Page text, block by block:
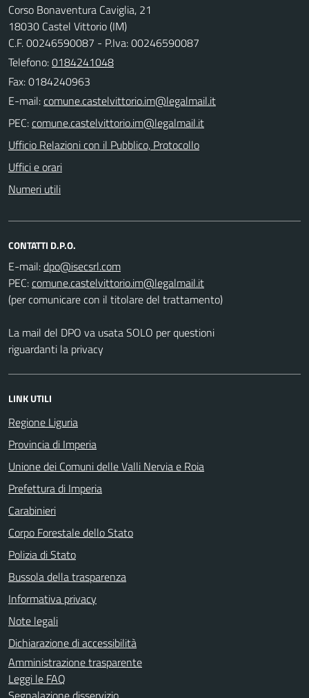
Corso Bonaventura Caviglia, 21
18030 Castel Vittorio (IM)
C.F. 00246590087 - P.Iva: 00246590087
Telefono:0184241048
Fax: 0184240963
E-mail:
PEC:
Ufficio Relazioni con il Pubblico, Protocollo
Uffici e orari
Numeri utili
CONTATTI D.P.O.
E-mail:
PEC:
(per comunicare con il titolare del trattamento)
La mail del DPO va usata SOLO per questioni
riguardanti la privacy
LINK UTILI
Regione Liguria
Provincia di Imperia
Unione dei Comuni delle Valli Nervia e Roia
Prefettura di Imperia
Carabinieri
Corpo Forestale dello Stato
Polizia di Stato
Bussola della trasparenza
Informativa privacy
Note legali
Dichiarazione di accessibilità
Amministrazione trasparente
Leggi le FAQ